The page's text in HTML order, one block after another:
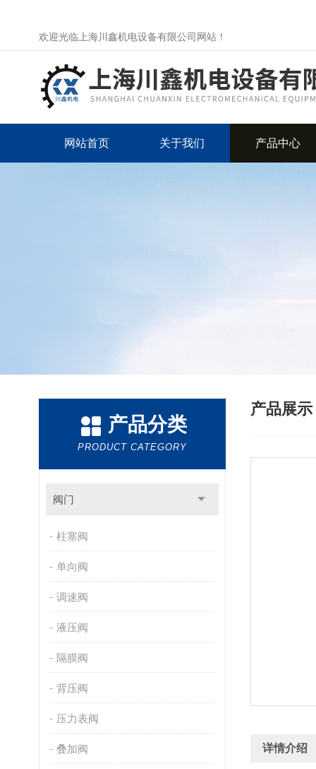
欢迎光临上海川鑫机电设备有限公司网站！
网站首页 关于我们 产品中心
产品分类
PRODUCT CATEGORY
阀门
柱塞阀
单向阀
调速阀
液压阀
隔膜阀
背压阀
压力表阀
叠加阀
产品展示
详情介绍